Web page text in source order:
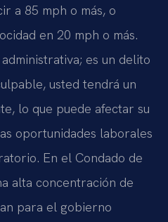
a 85 mph o más, o
en 20 mph o más.
es un delito
usted tendrá un
lo que puede afectar su
oportunidades laborales
En el Condado de
alta concentración de
para el gobierno